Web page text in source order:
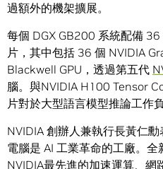
過額外的機架擴展。
每個 DGX GB200 系統配備
片，其中包括 36 個 NVIDIA
Blackwell GPU，透過第五代
腦。與NVIDIA H100 Tensor
片對於大型語言模型推論工作
NVIDIA 創辦人兼執行長黃仁
電腦是 AI 工業革命的工廠。
NVIDIA最先進的加速運算、網